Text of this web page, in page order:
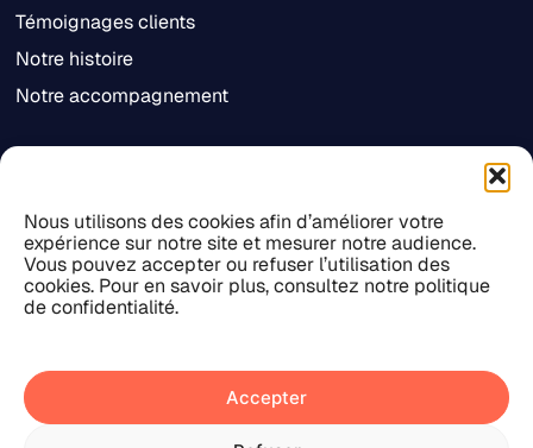
Nous utilisons des cookies afin d’améliorer votre
expérience sur notre site et mesurer notre audience.
Vous pouvez accepter ou refuser l’utilisation des
cookies. Pour en savoir plus, consultez notre politique
de confidentialité.
Accepter
Témoignages clients
Notre histoire
Notre accompagnement
MENTIONS LÉGALES